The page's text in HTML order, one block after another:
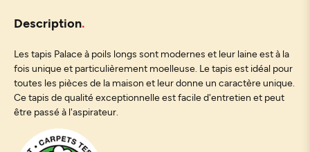
Description
Les tapis Palace à poils longs sont modernes et leur laine est à la
fois unique et particulièrement moelleuse. Le tapis est idéal pour
toutes les pièces de la maison et leur donne un caractère unique.
Ce tapis de qualité exceptionnelle est facile d'entretien et peut
être passé à l'aspirateur.